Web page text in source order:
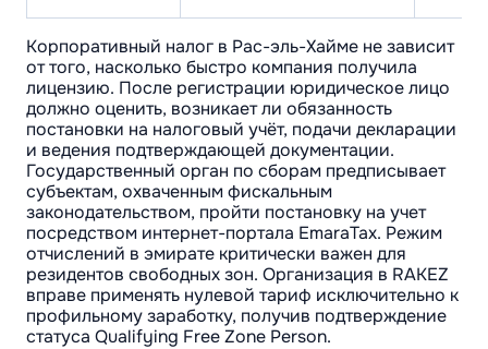
Корпоративный налог в Рас-эль-Хайме не зависит
от того, насколько быстро компания получила
лицензию. После регистрации юридическое лицо
должно оценить, возникает ли обязанность
постановки на налоговый учёт, подачи декларации
и ведения подтверждающей документации.
Государственный орган по сборам предписывает
субъектам, охваченным фискальным
законодательством, пройти постановку на учет
посредством интернет-портала EmaraTax. Режим
отчислений в эмирате критически важен для
резидентов свободных зон. Организация в RAKEZ
вправе применять нулевой тариф исключительно к
профильному заработку, получив подтверждение
статуса Qualifying Free Zone Person.